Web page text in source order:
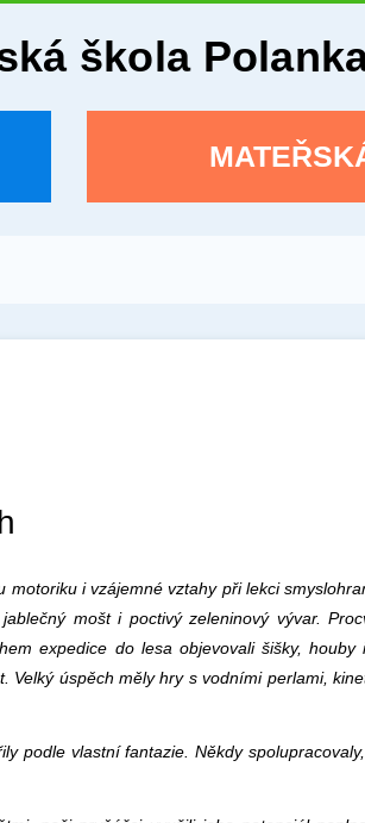
škola
i vzájemné vztahy při lekci
mošt i poctivý zeleninový vývar.
expedice do lesa objevovali šišky,
úspěch měly hry s vodními perlami,
podle vlastní fantazie. Někdy